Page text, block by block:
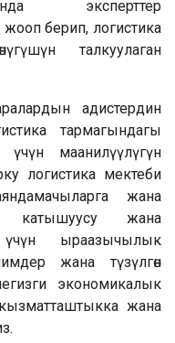
эксперттер
берип, логистика
талкуулаган
адистердин
тармагындагы
үчүн маанилүүлүгүн
логистика мектеби
жана
катышуусу жана
үчүн ыраазычылык
жана түзүлгөн
экономикалык
жана